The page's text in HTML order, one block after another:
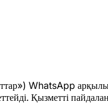
WhatsApp арқылы
Қызметті